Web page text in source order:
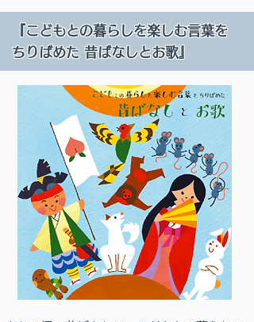
『こどもとの暮らしを楽しむ言葉を
ちりばめた 昔ばなしとお歌』